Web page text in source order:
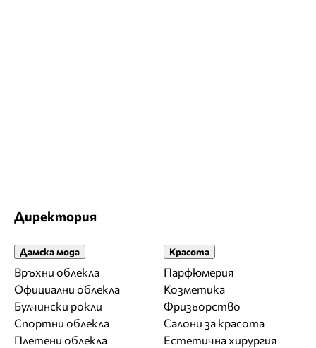
Директория
Дамска мода
Връхни облекла
Официални облекла
Булчински рокли
Спортни облекла
Плетени облекла
Красота
Парфюмерия
Козметика
Фризьорство
Салони за красота
Естетична хирургия